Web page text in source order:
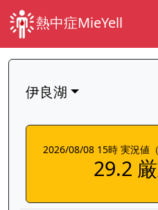
熱中症MieYell
伊良湖
2026/08/08 15時 実況値（
29.2